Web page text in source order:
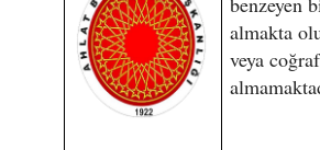
almakta
veya